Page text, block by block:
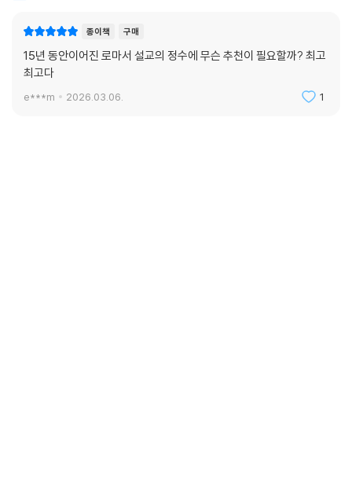
종이책 구매
15년 동안이어진 로마서 설교의 정수에 무슨 추천이 필요할까? 최고
최고다
e***m 2026.03.06. 1